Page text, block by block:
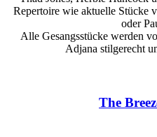
Repertoire wie aktuelle Stücke
oder
Alle Gesangsstücke werden
Adjana stilgerecht
The